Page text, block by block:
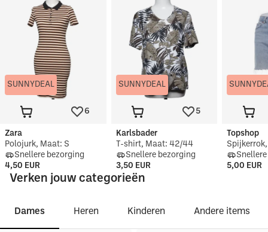
SUNNYDEAL
6
Zara
Polojurk, Maat: S
Snellere bezorging
4,50 EUR
SUNNYDEAL
5
Karlsbader
T-shirt, Maat: 42/44
Snellere bezorging
3,50 EUR
Topshop
5,00 EUR
Verken jouw categorieën
Dames Heren Kinderen Andere items